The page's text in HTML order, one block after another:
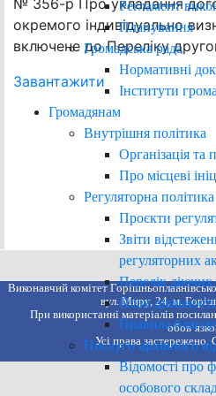
Регламент
Планування
Громадська рада
Нормативні
Інститути
Громадянам
Внутрішня політика
Організація та
Про місцеві
Регуляторна політика
Проєкти
Звіти
регуляторних
Перелік діючих
План діяльності
Правила
Послуги архівного
Відомості про
особового
№ 356-р Про укладання
окремого індивідуально
включене до Переліку
Завантажити
Виконавчий комітет
вул. Миру, 24, м.
При використанні матеріалів
Усі права